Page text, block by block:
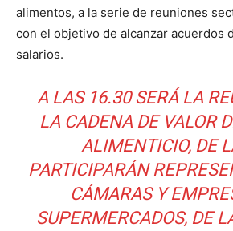
alimentos, a la serie de reuniones
con el objetivo de alcanzar acuerdos
salarios.
A LAS 16.30 SERÁ LA
LA CADENA DE VALOR
ALIMENTICIO, DE
PARTICIPARÁN
CÁMARAS Y
SUPERMERCADOS, DE